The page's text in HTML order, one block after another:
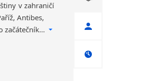
v zahraničí
Antibes,
Cannes, Rouen a jiné atraktivní destinace. Pro začátečníky i pokročilé.